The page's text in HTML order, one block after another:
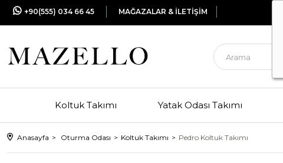
+90(555) 034 66 45 MAĞAZALAR & İLETİŞİM
Koltuk Takımı Yatak Odası Takımı
Anasayfa Oturma Odası Koltuk Takımı Pedro Koltuk Takımı